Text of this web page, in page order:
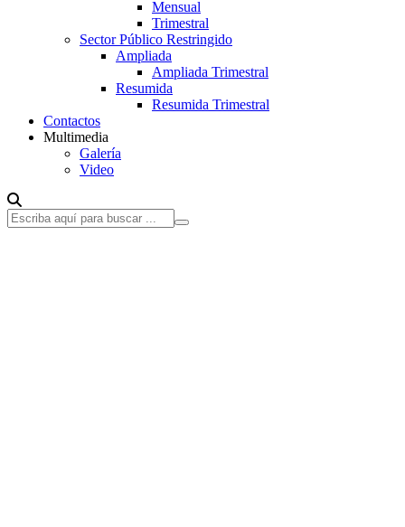
Mensual
Trimestral
Sector Público Restringido
Ampliada
Ampliada Trimestral
Resumida
Resumida Trimestral
Contactos
Multimedia
Galería
Video